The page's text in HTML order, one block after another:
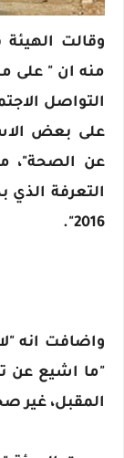
وقالت
منه ان " على
التواصل
على بعض
عن الصحة"،
2016".
واضافت انه
"ما اشيع عن
المقبل، غير